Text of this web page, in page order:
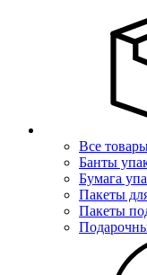
Все
Банты
Бумага
Пакеты
Пакеты